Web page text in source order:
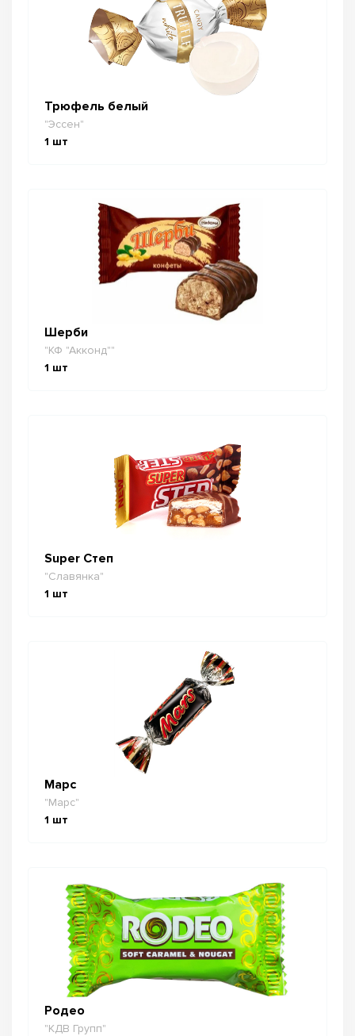
Трюфель белый
"Эссен"
1 шт
Шерби
"КФ "Акконд""
1 шт
Super Степ
"Славянка"
1 шт
Марс
"Марс"
1 шт
Родео
"КДВ Групп"